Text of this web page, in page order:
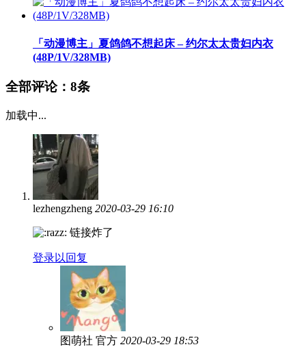
「动漫博主」夏鸽鸽不想起床 – 约尔太太贵妇内衣
(48P/1V/328MB)
全部评论： 8条
加载中...
lezhengzheng 2020-03-29 16:10
链接炸了
登录以回复
图萌社 官方 2020-03-29 18:53